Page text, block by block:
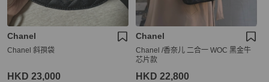
Chanel
Chanel 斜孭袋
HKD 23,000
Chanel
Chanel /香奈儿 二合一 WOC 黑金牛
芯片款
HKD 22,800